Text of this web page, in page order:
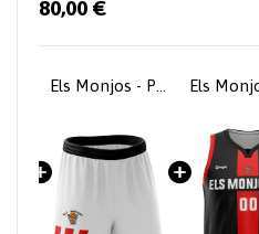
80,00 €